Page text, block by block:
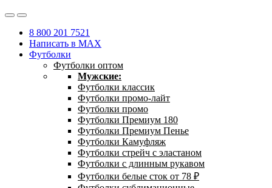
8 800 201 7521
Написать в MAX
Футболки
Футболки оптом
Мужские:
Футболки классик
Футболки промо-лайт
Футболки промо
Футболки Премиум 180
Футболки Премиум Пенье
Футболки Камуфляж
Футболки стрейч с эластаном
Футболки с длинным рукавом
Футболки белые сток от 78 ₽